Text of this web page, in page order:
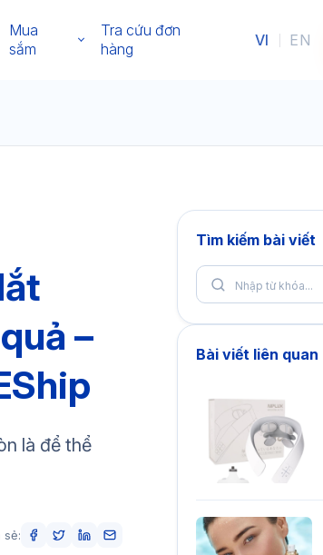
Mua
sắm
Tra cứu đơn
hàng
VI EN
–
là để thể
sẻ:
Tìm kiếm bài viết
Bài viết liên quan